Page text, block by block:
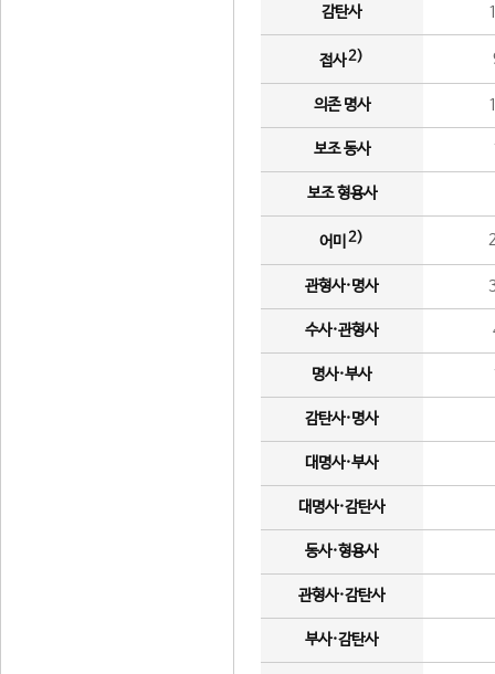
감탄사
접사2)
의존 명사
보조 동사
보조 형용사
어미 2)
관형사·명사
수사·관형사
명사·부사
감탄사·명사
대명사·부사
대명사·감탄사
동사·형용사
관형사·감탄사
부사·감탄사